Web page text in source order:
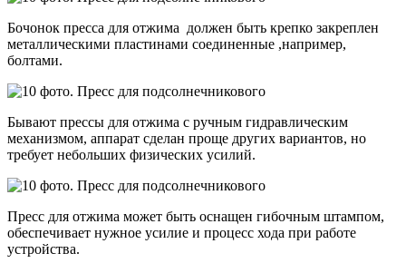
Бочонок пресса для отжима должен быть крепко закреплен
металлическими пластинами соединенные ,например,
болтами.
Бывают прессы для отжима с ручным гидравлическим
механизмом, аппарат сделан проще других вариантов, но
требует небольших физических усилий.
Пресс для отжима может быть оснащен гибочным штампом,
обеспечивает нужное усилие и процесс хода при работе
устройства.